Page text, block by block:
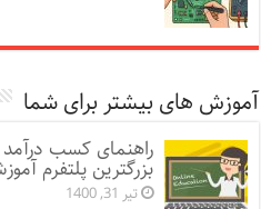
آموزش های بیشتر برای شما
راهنمای کسب درآمد
بزرگترین پلتفرم
تیر 31, 1400